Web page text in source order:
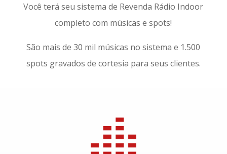
Você terá seu sistema de Revenda Rádio Indoor
completo com músicas e spots!
São mais de 30 mil músicas no sistema e 1.500
spots gravados de cortesia para seus clientes.